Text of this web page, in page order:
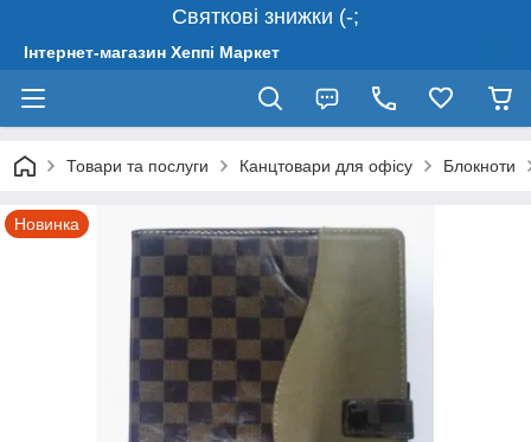
Святкові знижки (-;
Інтернет-магазин Хеппі Маркет
Товари та послуги Канцтовари для офісу Блокноти
Новинка